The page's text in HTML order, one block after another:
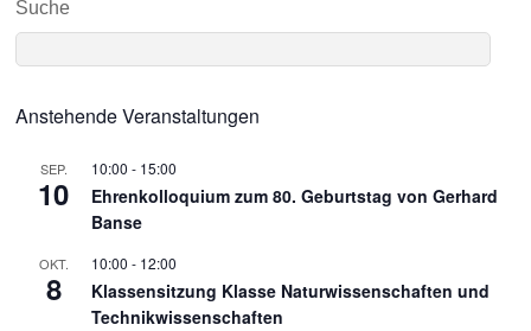
Suche
Anstehende Veranstaltungen
SEP.
10
10:00 - 15:00
Ehrenkolloquium zum 80. Geburtstag von Gerhard
Banse
OKT.
8
10:00 - 12:00
Klassensitzung Klasse Naturwissenschaften und
Technikwissenschaften